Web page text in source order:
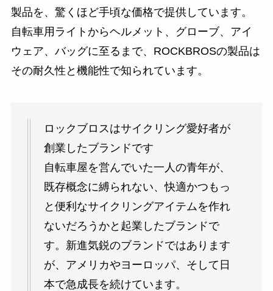
製品を、驚くほど手頃な価格で提供しています。
自転車用ライトからヘルメット、グローブ、アイ
ウェア、バッグに至るまで、ROCKBROSの製品は
その耐久性と機能性で知られています。
ロックブロスはサイクリング愛好者が
創業したブランドです
自転車屋を営んでいた一人の青年が、
既存概念に縛られない、快適かつもっ
と便利なサイクリングアイテムを作れ
ないだろうかと起業したブランドで
す。新進気鋭のブランドではあります
が、アメリカやヨーロッパ、そして日
本で急成長を続けています。